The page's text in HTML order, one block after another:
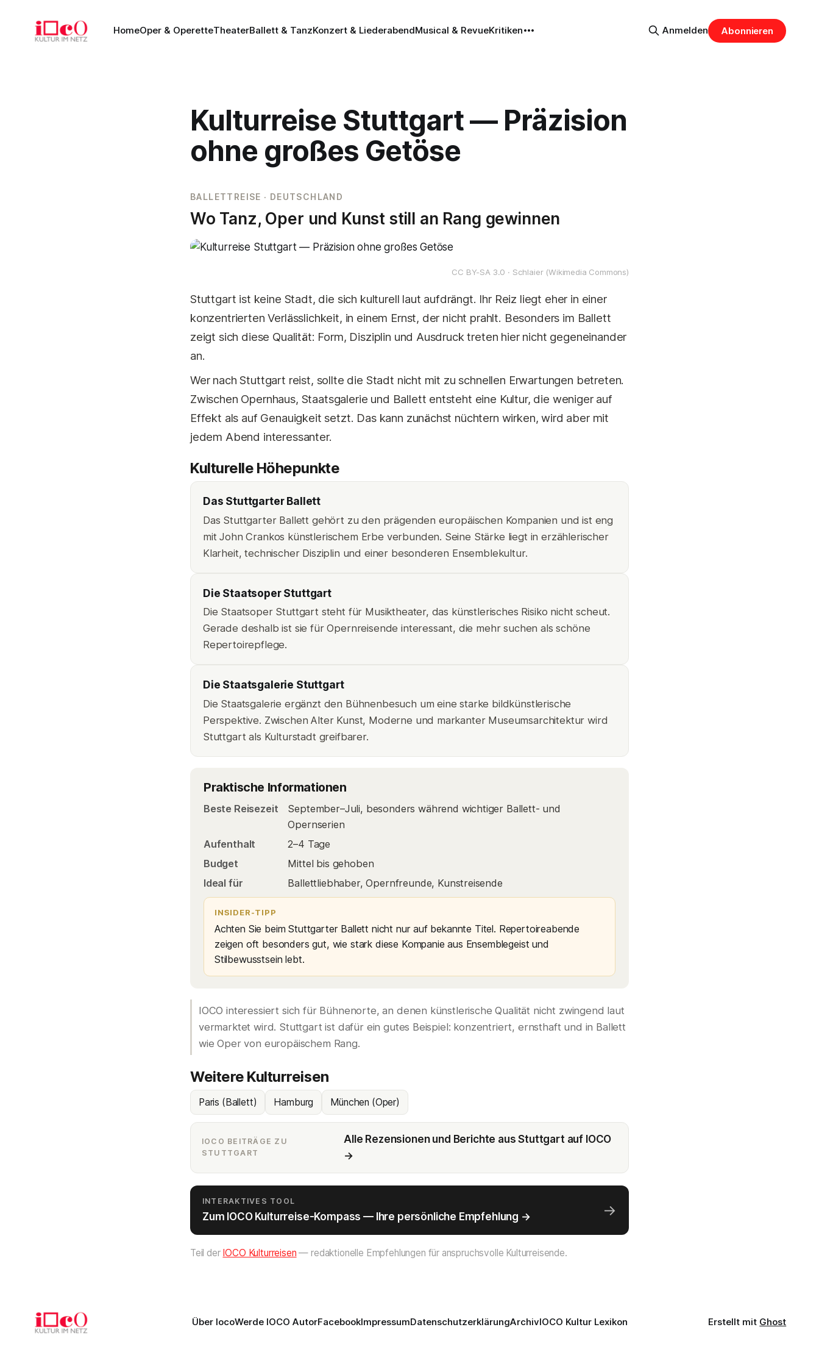
HomeOper & OperetteTheaterBallett & TanzKonzert & LiederabendMusical & RevueKritiken Anmelden Abonnieren
Kulturreise Stuttgart — Präzision
ohne großes Getöse
BALLETTREISE · DEUTSCHLAND
Wo Tanz, Oper und Kunst still an Rang gewinnen
CC BY-SA 3.0 · Schlaier (Wikimedia Commons)
Stuttgart ist keine Stadt, die sich kulturell laut aufdrängt. Ihr Reiz liegt eher in einer
konzentrierten Verlässlichkeit, in einem Ernst, der nicht prahlt. Besonders im Ballett
zeigt sich diese Qualität: Form, Disziplin und Ausdruck treten hier nicht gegeneinander
an.
Wer nach Stuttgart reist, sollte die Stadt nicht mit zu schnellen Erwartungen betreten.
Zwischen Opernhaus, Staatsgalerie und Ballett entsteht eine Kultur, die weniger auf
Effekt als auf Genauigkeit setzt. Das kann zunächst nüchtern wirken, wird aber mit
jedem Abend interessanter.
Kulturelle Höhepunkte
Das Stuttgarter Ballett
Das Stuttgarter Ballett gehört zu den prägenden europäischen Kompanien und ist eng
mit John Crankos künstlerischem Erbe verbunden. Seine Stärke liegt in erzählerischer
Klarheit, technischer Disziplin und einer besonderen Ensemblekultur.
Die Staatsoper Stuttgart
Die Staatsoper Stuttgart steht für Musiktheater, das künstlerisches Risiko nicht scheut.
Gerade deshalb ist sie für Opernreisende interessant, die mehr suchen als schöne
Repertoirepflege.
Die Staatsgalerie Stuttgart
Die Staatsgalerie ergänzt den Bühnenbesuch um eine starke bildkünstlerische
Perspektive. Zwischen Alter Kunst, Moderne und markanter Museumsarchitektur wird
Stuttgart als Kulturstadt greifbarer.
Praktische Informationen
Beste Reisezeit
September–Juli, besonders während wichtiger Ballett- und
Opernserien
Aufenthalt
2–4 Tage
Budget
Mittel bis gehoben
Ideal für
Ballettliebhaber, Opernfreunde, Kunstreisende
INSIDER-TIPP
Achten Sie beim Stuttgarter Ballett nicht nur auf bekannte Titel. Repertoireabende
zeigen oft besonders gut, wie stark diese Kompanie aus Ensemblegeist und
Stilbewusstsein lebt.
IOCO interessiert sich für Bühnenorte, an denen künstlerische Qualität nicht zwingend laut
vermarktet wird. Stuttgart ist dafür ein gutes Beispiel: konzentriert, ernsthaft und in Ballett
wie Oper von europäischem Rang.
Weitere Kulturreisen
Paris (Ballett) Hamburg München (Oper)
IOCO BEITRÄGE ZU
STUTTGART
Alle Rezensionen und Berichte aus Stuttgart auf IOCO
→
INTERAKTIVES TOOL
Zum IOCO Kulturreise-Kompass — Ihre persönliche Empfehlung → →
Teil der IOCO Kulturreisen — redaktionelle Empfehlungen für anspruchsvolle Kulturreisende.
Über IocoWerde IOCO AutorFacebookImpressumDatenschutzerklärungArchivIOCO Kultur Lexikon Erstellt mit Ghost